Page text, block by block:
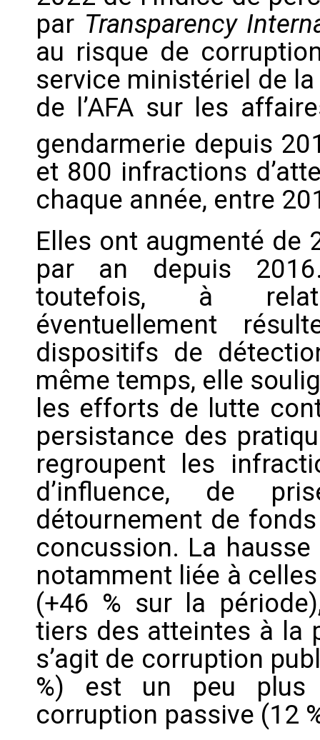
par Transparency
au risque de
service ministériel de
de l’AFA sur les
gendarmerie depuis
et 800 infractions
chaque année, entre
Elles ont augmenté de
par an depuis
toutefois, à
éventuellement
dispositifs de
même temps, elle
les efforts de lutte
persistance des
regroupent les
d’influence, de
détournement de
concussion. La
notamment liée à
(+46 % sur la
tiers des atteintes à la
s’agit de corruption
%) est un peu plus
corruption passive (12